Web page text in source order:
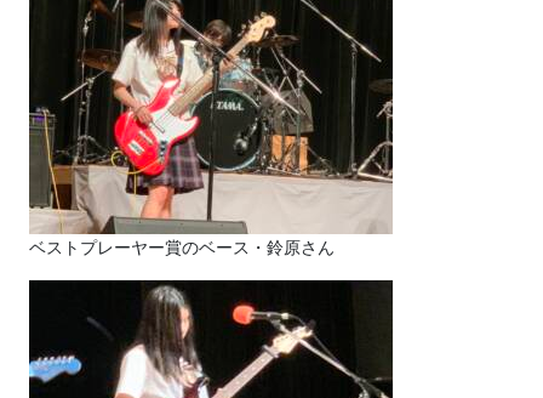
ベストプレーヤー賞のベース・鈴原さん